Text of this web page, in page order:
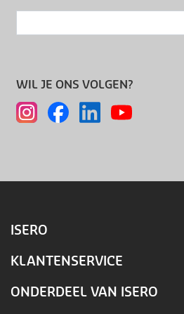
WIL JE ONS VOLGEN?
ISERO
KLANTENSERVICE
ONDERDEEL VAN ISERO